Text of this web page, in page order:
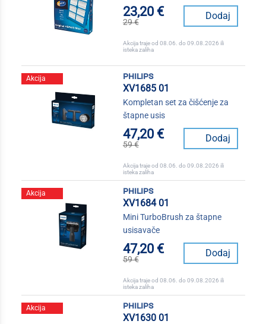
23,20 €
29 €
Dodaj
Akcija traje od 08.06. do 09.08.2026 ili
isteka zaliha
Akcija
philips
XV1685 01
Kompletan set za čišćenje za
štapne usis
47,20 €
59 €
Dodaj
Akcija traje od 08.06. do 09.08.2026 ili
isteka zaliha
Akcija
philips
XV1684 01
Mini TurboBrush za štapne
usisavače
47,20 €
59 €
Dodaj
Akcija traje od 08.06. do 09.08.2026 ili
isteka zaliha
Akcija
philips
XV1630 01